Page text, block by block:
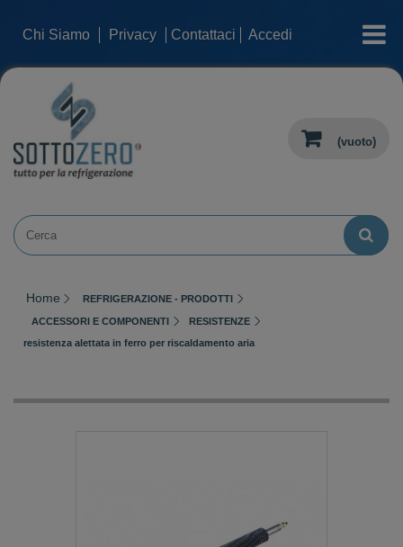
Chi Siamo Privacy Contattaci Accedi categorie
(vuoto)
Home REFRIGERAZIONE - PRODOTTI
ACCESSORI E COMPONENTI
RESISTENZE
resistenza alettata in ferro per riscaldamento aria